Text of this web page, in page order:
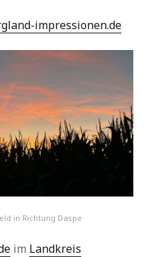
impressionen.de
in Richtung Daspe
im Landkreis